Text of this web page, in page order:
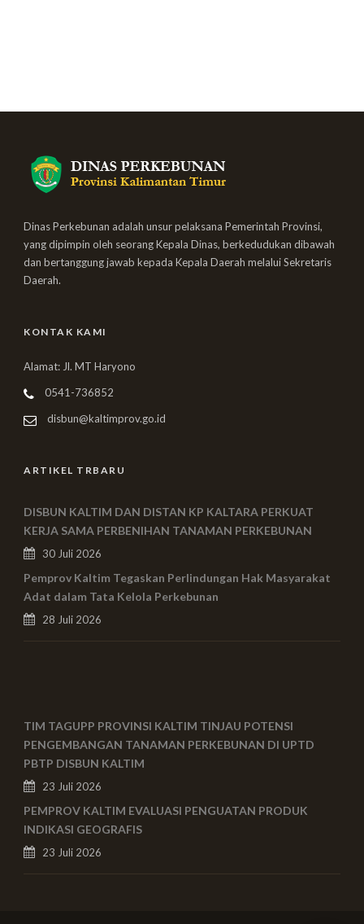
Dinas Perkebunan adalah unsur pelaksana Pemerintah Provinsi,
yang dipimpin oleh seorang Kepala Dinas, berkedudukan dibawah
dan bertanggung jawab kepada Kepala Daerah melalui Sekretaris
Daerah.
KONTAK KAMI
Alamat: Jl. MT Haryono
0541-736852
disbun@kaltimprov.go.id
ARTIKEL TRBARU
DISBUN KALTIM DAN DISTAN KP KALTARA PERKUAT
KERJA SAMA PERBENIHAN TANAMAN PERKEBUNAN
30 Juli 2026
Pemprov Kaltim Tegaskan Perlindungan Hak Masyarakat
Adat dalam Tata Kelola Perkebunan
28 Juli 2026
TIM TAGUPP PROVINSI KALTIM TINJAU POTENSI
PENGEMBANGAN TANAMAN PERKEBUNAN DI UPTD
PBTP DISBUN KALTIM
23 Juli 2026
PEMPROV KALTIM EVALUASI PENGUATAN PRODUK
INDIKASI GEOGRAFIS
23 Juli 2026